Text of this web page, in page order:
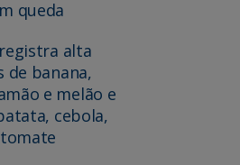
queda
alta
de banana,
e melão e
cebola,